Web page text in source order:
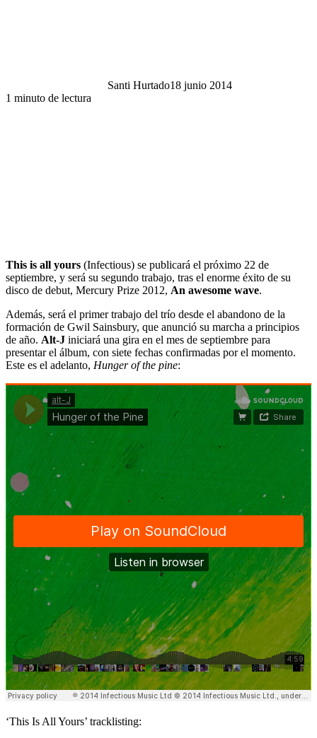
Santi Hurtado18 junio 2014
1 minuto de lectura
This is all yours (Infectious) se publicará el próximo 22 de
septiembre, y será su segundo trabajo, tras el enorme éxito de su
disco de debut, Mercury Prize 2012, An awesome wave.
Además, será el primer trabajo del trío desde el abandono de la
formación de Gwil Sainsbury, que anunció su marcha a principios
de año. Alt-J iniciará una gira en el mes de septiembre para
presentar el álbum, con siete fechas confirmadas por el momento.
Este es el adelanto, Hunger of the pine:
‘This Is All Yours’ tracklisting: